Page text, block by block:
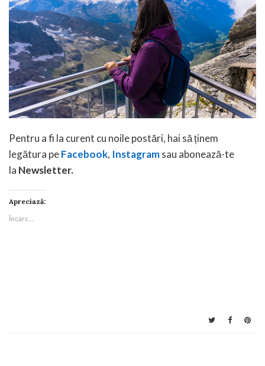
Pentru a fi la curent cu noile postări, hai să ținem
legătura peFacebook, Instagramsau abonează-te
la Newsletter.
Apreciază:
Încarc...